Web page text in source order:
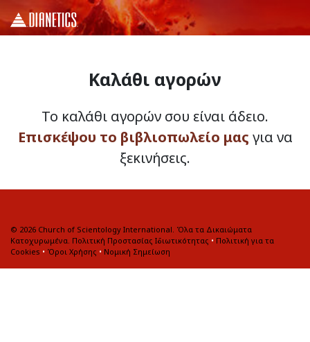
Καλάθι αγορών
Το καλάθι αγορών σου είναι άδειο.
Επισκέψου το βιβλιοπωλείο μας για να
ξεκινήσεις.
© 2026 Church of Scientology International. Όλα τα Δικαιώματα
Κατοχυρωμένα. Πολιτική Προστασίας Ιδιωτικότητας • Πολιτική για τα
Cookies • Όροι Χρήσης • Νομική Σημείωση